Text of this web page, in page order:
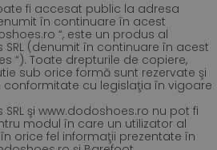
fi accesat public la adresa
în continuare în acest
“, este un produs al
SRL (denumit în continuare în acest
“). Toate drepturile de copiere,
sub orice formă sunt rezervate şi
conformitate cu legislaţia în vigoare
şi www.dodoshoes.ro nu pot fi
modul în care un utilizator al
orice fel informaţii prezentate în